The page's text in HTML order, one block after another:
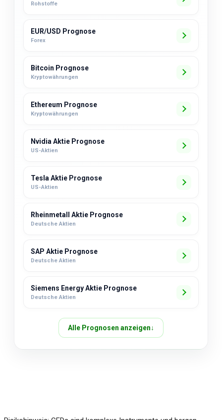
Rohstoffe
EUR/USD Prognose
Forex
Bitcoin Prognose
Kryptowährungen
Ethereum Prognose
Kryptowährungen
Nvidia Aktie Prognose
US-Aktien
Tesla Aktie Prognose
US-Aktien
Rheinmetall Aktie Prognose
Deutsche Aktien
SAP Aktie Prognose
Deutsche Aktien
Siemens Energy Aktie Prognose
Deutsche Aktien
Alle Prognosen anzeigen↓